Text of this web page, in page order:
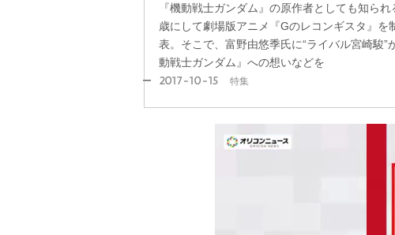
『機動戦士ガンダム』の原作者としても知ら
歳にして劇場版アニメ『Gのレコンギスタ』を
表。そこで、富野由悠季氏に“ライバル宮崎駿”
動戦士ガンダム』への想いなどを
2017-10-15 特集